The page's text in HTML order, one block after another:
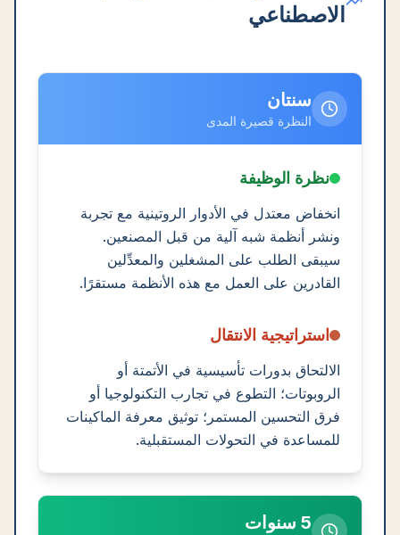
الاصطناعي
سنتان
النظرة قصيرة المدى
نظرة الوظيفة
انخفاض معتدل في الأدوار الروتينية مع تجربة
ونشر أنظمة شبه آلية من قبل المصنعين.
سيبقى الطلب على المشغلين والمعدِّلين
القادرين على العمل مع هذه الأنظمة مستقرًا.
استراتيجية الانتقال
الالتحاق بدورات تأسيسية في الأتمتة أو
الروبوتات؛ التطوع في تجارب التكنولوجيا أو
فرق التحسين المستمر؛ توثيق معرفة الماكينات
للمساعدة في التحولات المستقبلية.
5 سنوات